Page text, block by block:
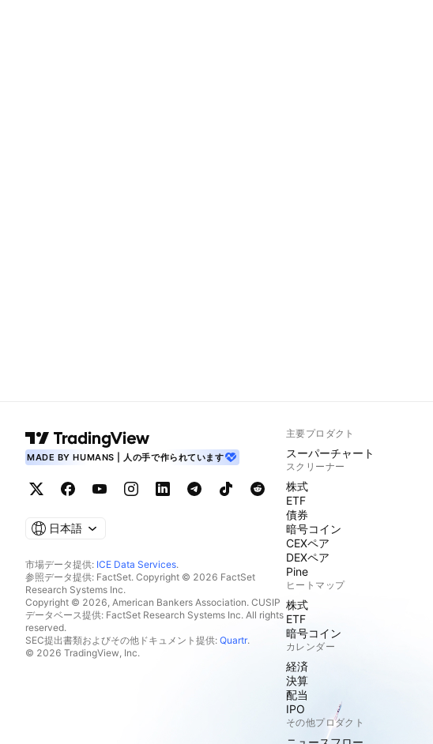
MADE BY HUMANS | 人の手で作られています
日本語
市場データ提供: ICE Data Services.
参照データ提供: FactSet. Copyright © 2026 FactSet
Research Systems Inc.
Copyright © 2026, American Bankers Association. CUSIP
データベース提供: FactSet Research Systems Inc. All rights
reserved.
SEC提出書類およびその他ドキュメント提供: Quartr.
© 2026 TradingView, Inc.
主要プロダクト
スーパーチャート
スクリーナー
株式
ETF
債券
暗号コイン
CEXペア
DEXペア
Pine
ヒートマップ
株式
ETF
暗号コイン
カレンダー
経済
決算
配当
IPO
その他プロダクト